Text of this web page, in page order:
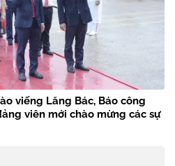
viếng Lăng Bác, Báo công
viên mới chào mừng các sự